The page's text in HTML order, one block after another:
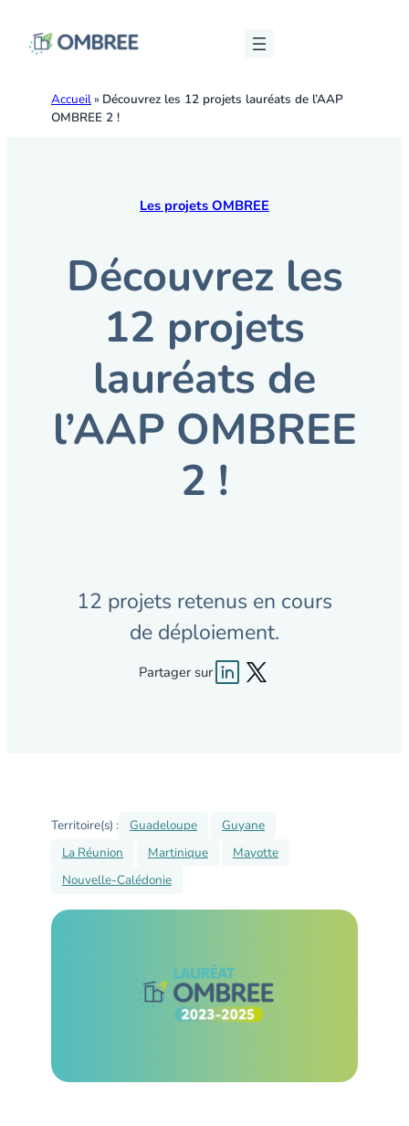
Des solutions ultramarines pour des bâtiments
Accueil» Découvrez les 12 projets lauréats de l’AAP
OMBREE 2 !
Les projets OMBREE
Découvrez les
12 projets
lauréats de
l’AAP OMBREE
2 !
12 projets retenus en cours
de déploiement.
Partager sur
Territoire(s) : Guadeloupe
Guyane
La Réunion
Martinique
Mayotte
Nouvelle-Calédonie